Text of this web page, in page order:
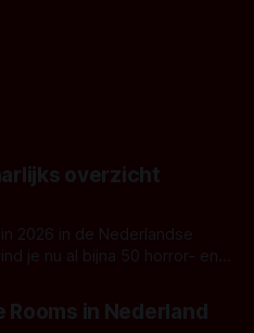
overzicht
2026 in de Nederlandse
je nu al bijna 50 horror- en
Rooms in Nederland